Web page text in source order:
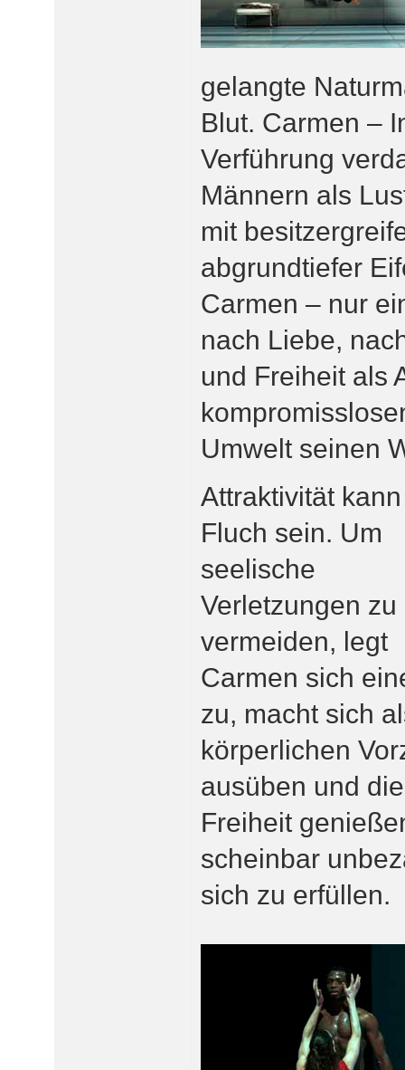
gelangte
Blut. Carmen –
Verführung
Männern als
mit
abgrundtiefer
Carmen – nur
nach Liebe,
und Freiheit als
Umwelt seinen
Attraktivität
Fluch sein. Um
seelische
Verletzungen zu
vermeiden, legt
Carmen sich
zu, macht sich
körperlichen
ausüben und
Freiheit
scheinbar
sich zu erfüllen.